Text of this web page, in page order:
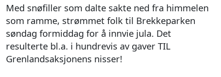
Med snøfiller som dalte sakte ned fra himmelen
som ramme, strømmet folk til Brekkeparken
søndag formiddag for å innvie jula. Det
resulterte bl.a. i hundrevis av gaver TIL
Grenlandsaksjonens nisser!